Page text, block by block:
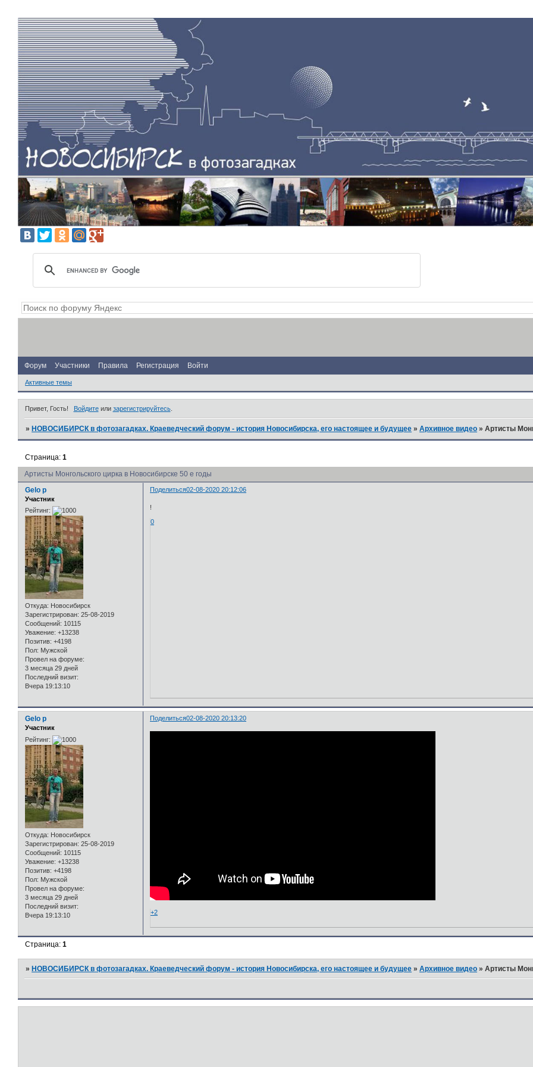
Форум Участники Правила Регистрация Войти
Активные темы
Привет, Гость! Войдитеили зарегистрируйтесь.
»НОВОСИБИРСК в фотозагадках. Краеведческий форум - история Новосибирска, его настоящее и будущее »Архивное видео »Артисты
Артисты Монгольского цирка в Новосибирске 50 е годы
Страница:1
Поделиться02-08-2020 20:12:06
Gelo p
Участник
Рейтинг:
Откуда: Новосибирск
Зарегистрирован: 25-08-2019
Сообщений: 10115
Уважение: +13238
Позитив: +4198
Пол: Мужской
Провел на форуме:
3 месяца 29 дней
Последний визит:
Вчера 19:13:10
!
0
Поделиться02-08-2020 20:13:20
Gelo p
Участник
Рейтинг:
Откуда: Новосибирск
Зарегистрирован: 25-08-2019
Сообщений: 10115
Уважение: +13238
Позитив: +4198
Пол: Мужской
Провел на форуме:
3 месяца 29 дней
Последний визит:
Вчера 19:13:10
+2
Страница:1
» НОВОСИБИРСК в фотозагадках. Краеведческий форум - история Новосибирска, его настоящее и будущее »Архивное видео »Артисты